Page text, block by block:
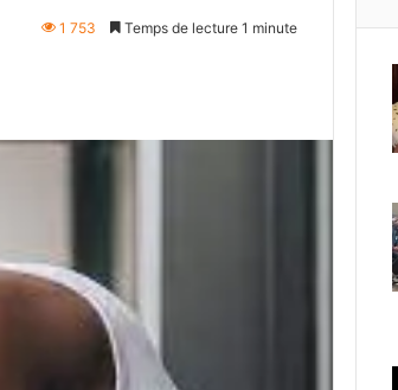
1 753 Temps de lecture 1 minute